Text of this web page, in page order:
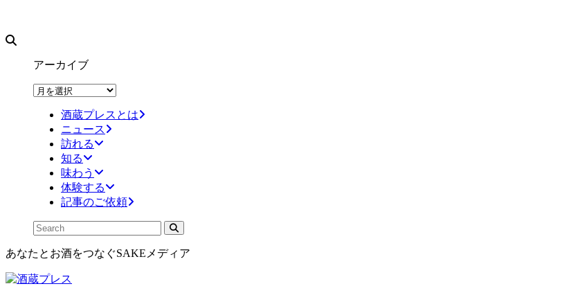
アーカイブ
ア
酒蔵プレスとは
ニュース
訪れる
知る
味わう
体験する
記事のご依頼
あなたとお酒をつなぐSAKEメディア